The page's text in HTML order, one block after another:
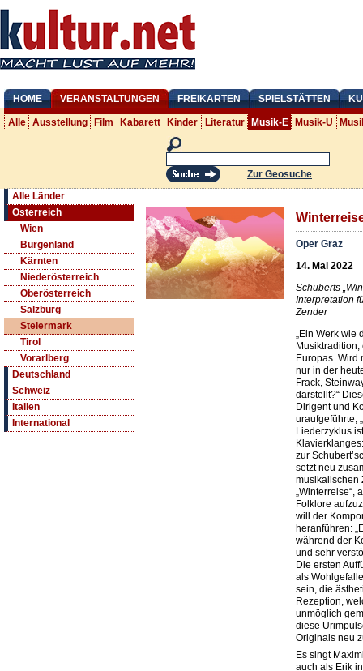
HOME VERANSTALTUNGEN FREIKARTEN SPIELSTÄTTEN
Alle Ausstellung Film Kabarett Kinder Literatur Musik-E Musik-U
Zur Geosuche
Alle Länder
Österreich
Wien
Burgenland
Kärnten
Niederösterreich
Oberösterreich
Salzburg
Steiermark
Tirol
Vorarlberg
Deutschland
Schweiz
Italien
International
Oper Graz
14. Mai 2022
Schuberts
Interpretation
Zender
„Ein Werk wie
Europas. Wird
nur in der
Frack,
darstellt?“
Dirigent und
uraufgeführte,
Liederzyklus
zur
setzt neu
musikalischen
„Winterreise“,
Folklore
will der
heranführen:
während der
und sehr
Die ersten
als
sein, die
Rezeption,
unmöglich
diese
Originals neu
Es singt
auch als Erik